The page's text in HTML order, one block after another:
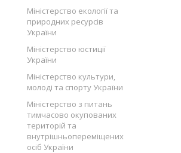
Міністерство екології та
природних ресурсів
України
Міністерство юстиції
України
Міністерство культури,
молоді та спорту України
Міністерство з питань
тимчасово окупованих
територій та
внутрішньопереміщених
осіб України